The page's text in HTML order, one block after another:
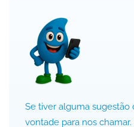
Se tiver alguma sugestão
vontade para nos chamar.